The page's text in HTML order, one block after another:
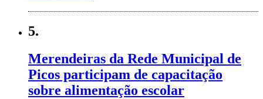
5.
Merendeiras da Rede Municipal de
Picos participam de capacitação
sobre alimentação escolar